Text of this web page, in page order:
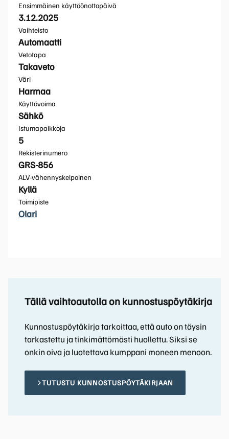
Ensimmäinen käyttöönottopäivä
3.12.2025
Vaihteisto
Automaatti
Vetotapa
Takaveto
Väri
Harmaa
Käyttövoima
Sähkö
Istumapaikkoja
5
Rekisterinumero
GRS-856
ALV-vähennyskelpoinen
Kyllä
Toimipiste
Olari
Tällä vaihtoautolla on kunnostuspöytäkirja
Kunnostuspöytäkirja tarkoittaa, että auto on täysin
tarkastettu ja tinkimättömästi huollettu. Siksi se
onkin oiva ja luotettava kumppani moneen menoon.
TUTUSTU KUNNOSTUSPÖYTÄKIRJAAN